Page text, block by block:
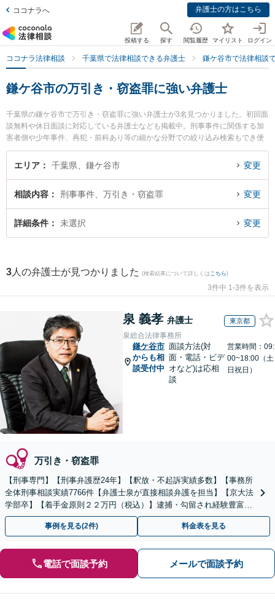
ココナラへ 弁護士の方はこちら
投稿する 探す 閲覧履歴 マイリスト ログイン
ココナラ法律相談 千葉県で法律相談できる弁護士 鎌ケ谷市で法律相談
鎌ケ谷市の万引き・窃盗罪に強い弁護士
千葉県の鎌ケ谷市で万引き・窃盗罪に強い弁護士が3名見つかりました。初回面
談無料や休日面談に対応している弁護士なども掲載中。刑事事件に関係する加
害者側や少年事件、再犯・前科あり等の細かな分野での絞り込み検索もでき便
利です。特にかまがや総合法律事務所の奧村 裕子弁護士やかまがや総合法律事
務所の新川 雄斗弁護士、かまがや総合法律事務所の塚谷 祐貴弁護士のプロフィ
引き・窃盗罪のトラブル解決の実績豊富な近くの弁護士を検索したい』『初回
相談無料で万引き・窃盗罪を法律相談できる鎌ケ谷市内の弁護士に相談予約し
たい』などでお困りの相談者さんにおすすめです。
エリア 千葉県、鎌ケ谷市 変更
相談内容 刑事事件、万引き・窃盗罪 変更
詳細条件 未選択 変更
3 人の弁護士が見つかりました (検索結果について詳しくは こちら)
3件中 1-3件を表示
泉 義孝 弁護士 東京都
泉総合法律事務所
鎌ケ谷市
からも相
談受付中
面談方法(対
面・電話・ビデ
オなど)は応相
談
営業時間：09:
00~18:00（土
日祝日）
万引き・窃盗罪
【刑事専門】【刑事弁護歴24年】【釈放・不起訴実績多数】【事務所
全体刑事相談実績7766件【弁護士泉が直接相談弁護を担当】【京大法
学部卒】【着手金原則２２万円（税込）】逮捕・勾留され経験豊富な
弁護士をお探しの方は弁護士泉にご相談ください。
事例を見る(2件) 料金表を見る
電話で面談予約 メールで面談予約